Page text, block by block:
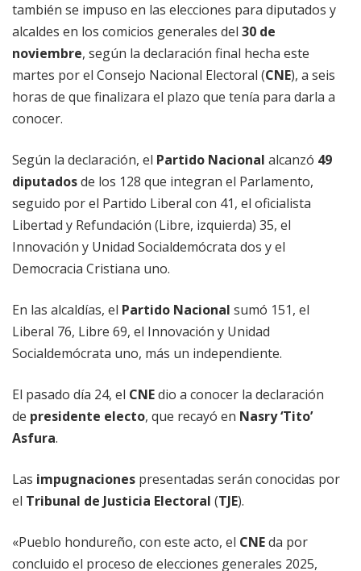
también se impuso en las elecciones para diputados y
alcaldes en los comicios generales del 30 de
noviembre, según la declaración final hecha este
martes por el Consejo Nacional Electoral (CNE), a seis
horas de que finalizara el plazo que tenía para darla a
conocer.
Según la declaración, el Partido Nacional alcanzó 49
diputadosde los 128 que integran el Parlamento,
seguido por el Partido Liberal con 41, el oficialista
Libertad y Refundación (Libre, izquierda) 35, el
Innovación y Unidad Socialdemócrata dos y el
Democracia Cristiana uno.
En las alcaldías, el Partido Nacional sumó 151, el
Liberal 76, Libre 69, el Innovación y Unidad
Socialdemócrata uno, más un independiente.
El pasado día 24, el CNEdio a conocer la declaración
de presidente electo, que recayó en Nasry ‘Tito’
Asfura.
Las impugnaciones presentadas serán conocidas por
el Tribunal de Justicia Electoral (TJE).
«Pueblo hondureño, con este acto, el CNEda por
concluido el proceso de elecciones generales 2025,